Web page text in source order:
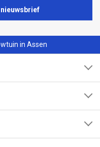
in Assen